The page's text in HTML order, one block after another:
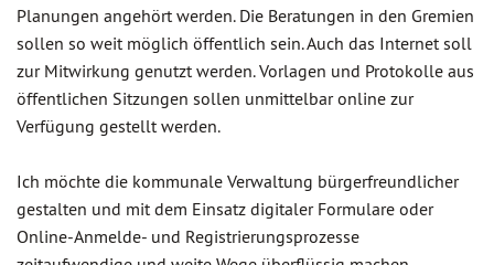
Planungen angehört werden. Die Beratungen in den Gremien
sollen so weit möglich öffentlich sein. Auch das Internet soll
zur Mitwirkung genutzt werden. Vorlagen und Protokolle aus
öffentlichen Sitzungen sollen unmittelbar online zur
Verfügung gestellt werden.
Ich möchte die kommunale Verwaltung bürgerfreundlicher
gestalten und mit dem Einsatz digitaler Formulare oder
Online-Anmelde- und Registrierungsprozesse